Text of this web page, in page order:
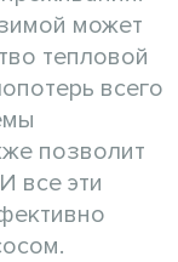
может
тепловой
всего
позволит
все эти